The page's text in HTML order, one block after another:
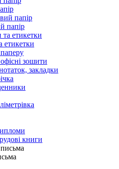
папір
етикетки
зошити
закладки
книги